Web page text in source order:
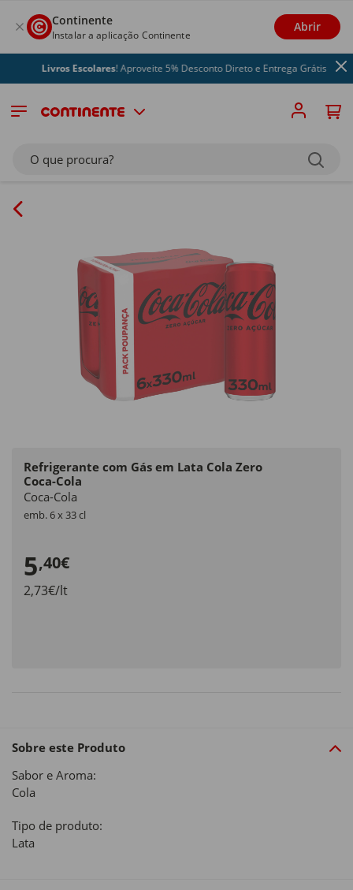
Continente
Instalar a aplicação Continente
Abrir
Livros Escolares! Aproveite 5% Desconto Direto e Entrega Grátis
O que procura?
Refrigerante com Gás em Lata Cola Zero
Coca-Cola
Coca-Cola
emb. 6 x 33 cl
5,40€
2,73€/lt
Sobre este Produto
Sabor e Aroma:
Cola
Tipo de produto:
Lata